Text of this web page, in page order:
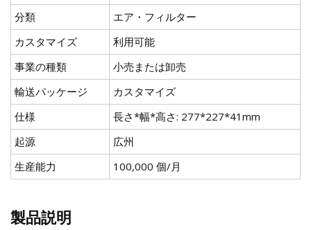
分類
エア・フィルター
カスタマイズ
利用可能
事業の種類
小売または卸売
輸送パッケージ
カスタマイズ
仕様
長さ*幅*高さ: 277*227*41mm
起源
広州
生産能力
100,000 個/月
製品説明